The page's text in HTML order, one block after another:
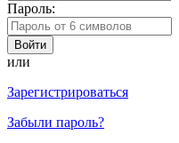
Пароль:
или
Зарегистрироваться
Забыли пароль?